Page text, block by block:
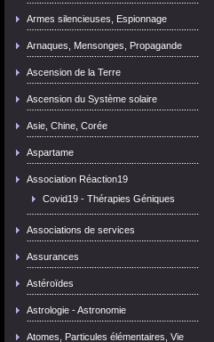
Armes silencieuses, Espionnage
Arnaques, Mensonges, Propagande
Ascension de la Terre
Ascension du Système solaire
Asie, Chine, Corée
Aspartame
Association Réaction19
Covid19 - Thérapies Géniques
Associations de services
Assurances
Astéroïdes
Astrologie - Astronomie
Atomes, Particules élémentaires, Vie